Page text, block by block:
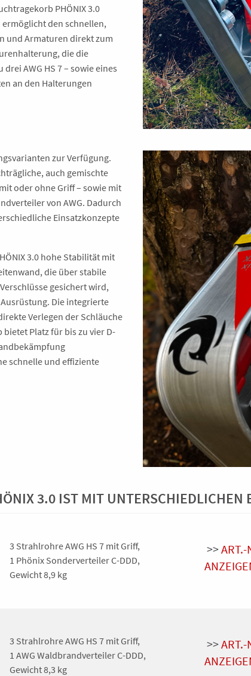
PHÖNIX 3.0
den schnellen,
und Armaturen direkt zum
die die
AWG HS 7 – sowie eines
an den Halterungen
zur Verfügung.
auch gemischte
oder ohne Griff – sowie mit
von AWG. Dadurch
Einsatzkonzepte
3.0 hohe Stabilität mit
die über stabile
gesichert wird,
Die integrierte
Verlegen der Schläuche
Platz für bis zu vier D-
schnelle und effiziente
3.0 IST MIT UNTERSCHIEDLICHEN
3 Strahlrohre AWG HS 7 mit Griff,
1 Phönix Sonderverteiler C-DDD,
Gewicht 8,9 kg
>>ART.-
3 Strahlrohre AWG HS 7 mit Griff,
1 AWG Waldbrandverteiler C-DDD,
Gewicht 8,3 kg
>>ART.-